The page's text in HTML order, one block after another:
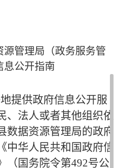
源管理局（政务服务管
息公开指南
提供政府信息公开服
、法人或者其他组织依
数据资源管理局的政府
中华人民共和国政府信
（国务院令第492号公